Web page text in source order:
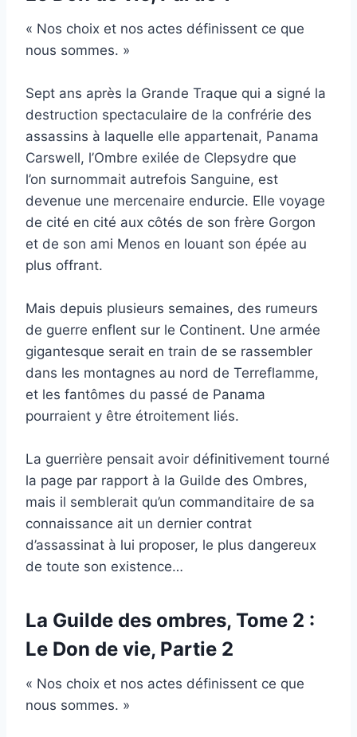
« Nos choix et nos actes définissent ce que
nous sommes. »
Sept ans après la Grande Traque qui a signé la
destruction spectaculaire de la confrérie des
assassins à laquelle elle appartenait, Panama
Carswell, l’Ombre exilée de Clepsydre que
l’on surnommait autrefois Sanguine, est
devenue une mercenaire endurcie. Elle voyage
de cité en cité aux côtés de son frère Gorgon
et de son ami Menos en louant son épée au
plus offrant.
Mais depuis plusieurs semaines, des rumeurs
de guerre enflent sur le Continent. Une armée
gigantesque serait en train de se rassembler
dans les montagnes au nord de Terreflamme,
et les fantômes du passé de Panama
pourraient y être étroitement liés.
La guerrière pensait avoir définitivement tourné
la page par rapport à la Guilde des Ombres,
mais il semblerait qu’un commanditaire de sa
connaissance ait un dernier contrat
d’assassinat à lui proposer, le plus dangereux
de toute son existence…
La Guilde des ombres, Tome 2 :
Le Don de vie, Partie 2
« Nos choix et nos actes définissent ce que
nous sommes. »